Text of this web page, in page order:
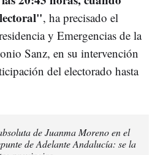
, ha precisado el
y Emergencias de la
Sanz, en su intervención
del electorado hasta
de Juanma Moreno en el
de Adelante Andalucía: se la